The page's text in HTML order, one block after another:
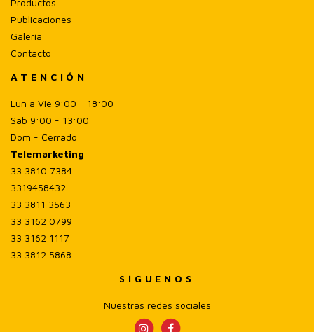
1976 Dodge D300
1975 Dodge D300
1974 Dodge D300
1980 Dodge D300 Pick-up
1979 Dodge D300 Pick-up
1992 Dodge D350
1991 Dodge D350
Publicaciones
Galería
Contacto
ATENCIÓN
Lun a Vie 9:00 - 18:00
Sab 9:00 - 13:00
Dom - Cerrado
Telemarketing
33 3810 7384
3319458432
33 3811 3563
33 3162 0799
33 3162 1117
33 3812 5868
SÍGUENOS
Nuestras redes sociales